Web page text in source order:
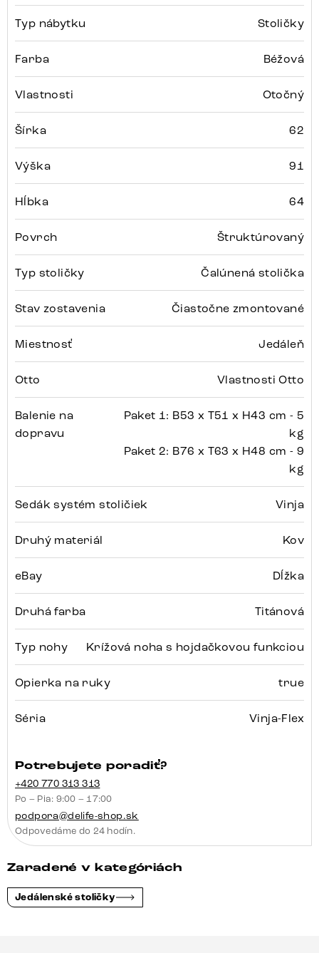
Typ nábytku Stoličky
Farba Béžová
Vlastnosti Otočný
Šírka 62
Výška 91
Hĺbka 64
Povrch Štruktúrovaný
Typ stoličky Čalúnená stolička
Stav zostavenia Čiastočne zmontované
Miestnosť Jedáleň
Otto Vlastnosti Otto
Balenie na
dopravu
Paket 1: B53 x T51 x H43 cm - 5
kg
Paket 2: B76 x T63 x H48 cm - 9
kg
Sedák systém stoličiek Vinja
Druhý materiál Kov
eBay Dĺžka
Druhá farba Titánová
Typ nohy Krížová noha s hojdačkovou funkciou
Opierka na ruky true
Séria Vinja-Flex
Potrebujete poradiť?
+420 770 313 313
Po – Pia: 9:00 – 17:00
podpora@delife-shop.sk
Odpovedáme do 24 hodín.
Zaradené v kategóriách
Jedálenské stoličky